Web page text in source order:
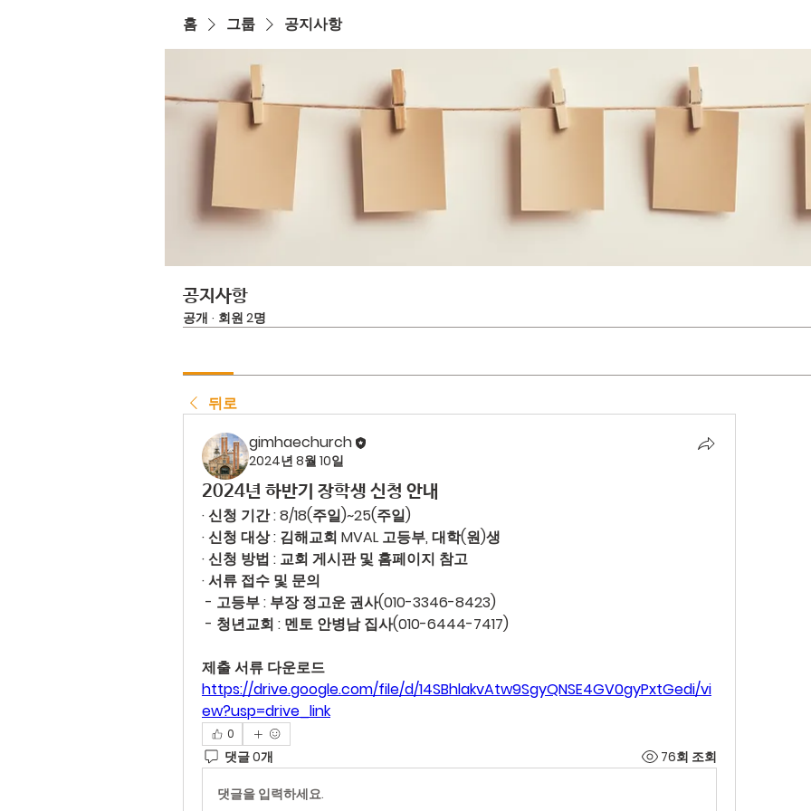
홈 그룹 공지사항
공지사항
공개 · 회원 2명
뒤로
gimhaechurch
2024년 8월 10일
2024년 하반기 장학생 신청 안내
· 신청 기간 : 8/18(주일)~25(주일)
· 신청 대상 : 김해교회 MVAL 고등부, 대학(원)생
· 신청 방법 : 교회 게시판 및 홈페이지 참고
· 서류 접수 및 문의
- 고등부 : 부장 정고운 권사(010-3346-8423)
- 청년교회 : 멘토 안병남 집사(010-6444-7417)
제출 서류 다운로드
https://drive.google.com/file/d/14SBhlakvAtw9SgyQNSE4GV0gyPxtGedi/vi
ew?usp=drive_link
0
댓글 0개 76회 조회
댓글을 입력하세요.